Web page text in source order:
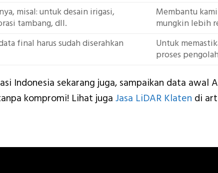
misal: untuk desain irigasi,
tambang, dll.
Membantu
mungkin lebih
final harus sudah diserahkan
Untuk
proses
Indonesia sekarang juga, sampaikan data awal
kompromi! Lihat juga Jasa LiDAR Klaten di